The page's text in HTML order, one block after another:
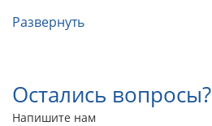
Развернуть
Остались вопросы?
Напишите нам